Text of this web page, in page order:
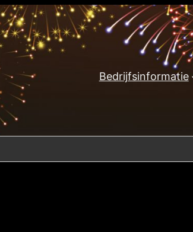
Bedrijfsinformatie